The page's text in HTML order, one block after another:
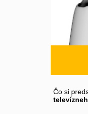
Čo si